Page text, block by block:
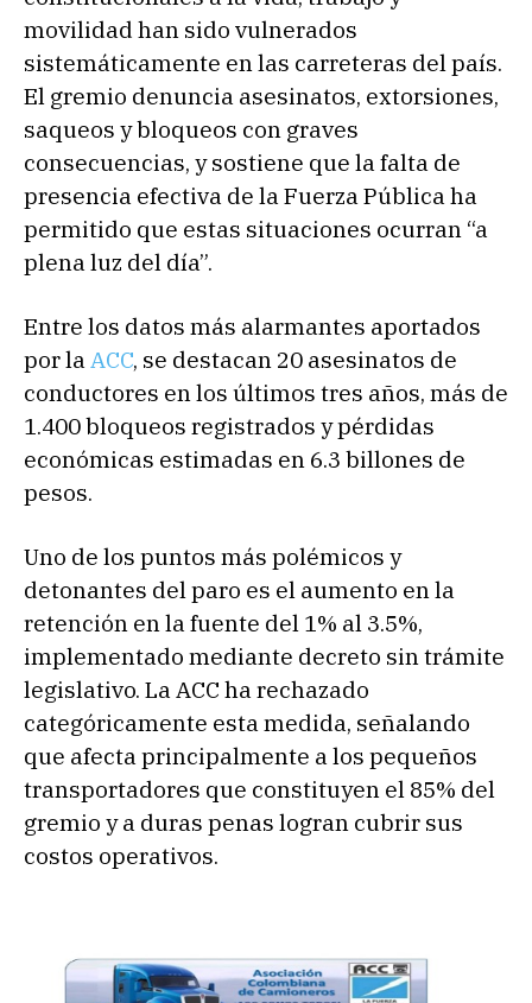
movilidad han sido vulnerados
sistemáticamente en las carreteras del país.
El gremio denuncia asesinatos, extorsiones,
saqueos y bloqueos con graves
consecuencias, y sostiene que la falta de
presencia efectiva de la Fuerza Pública ha
permitido que estas situaciones ocurran “a
plena luz del día”.
Entre los datos más alarmantes aportados
por la ACC, se destacan 20 asesinatos de
conductores en los últimos tres años, más de
1.400 bloqueos registrados y pérdidas
económicas estimadas en 6.3 billones de
pesos.
Uno de los puntos más polémicos y
detonantes del paro es el aumento en la
retención en la fuente del 1% al 3.5%,
implementado mediante decreto sin trámite
legislativo. La ACC ha rechazado
categóricamente esta medida, señalando
que afecta principalmente a los pequeños
transportadores que constituyen el 85% del
gremio y a duras penas logran cubrir sus
costos operativos.